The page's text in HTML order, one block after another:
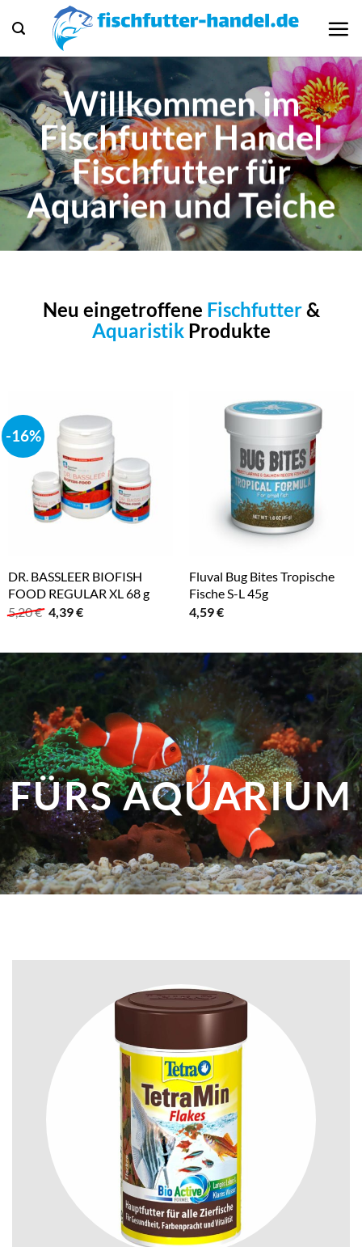
Inhalt
springen
Willkommen im
Fischfutter Handel
Fischfutter für
Aquarien und Teiche
Neu eingetroffene Fischfutter&
AquaristikProdukte
-16%
DR. BASSLEER BIOFISH
FOOD REGULAR XL 68 g
5,20€ Ursprünglicher
Preis
5,20 €
4,39€Aktueller
4,39 €.
Fluval Bug Bites Tropische
Fische S-L 45g
4,59€
FÜRS AQUARIUM